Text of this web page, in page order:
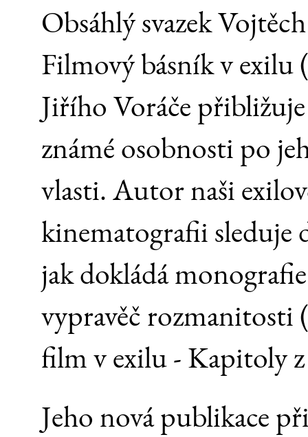
Obsáhlý svazek
Filmový básník v exilu
Jiřího Voráče
známé osobnosti po
vlasti. Autor naši
kinematografii sleduje
jak dokládá
vypravěč rozmanitosti
film v exilu - Kapitoly
Jeho nová publikace